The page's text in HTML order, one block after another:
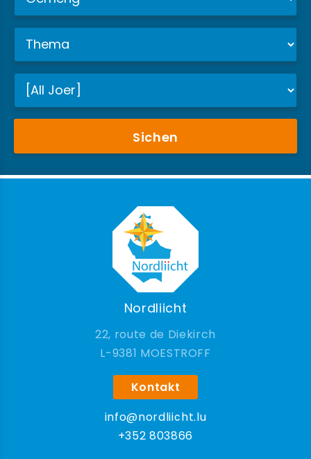
Sichen
Nordliicht
22, route de Diekirch
9381 MOESTROFF
Kontakt
info@nordliicht.lu
+352 803866